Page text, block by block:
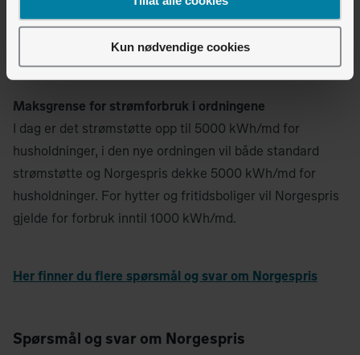
Kun nødvendige cookies
målepunktet, ved eiendomsoverdragelse el., vil avtalen
og bindingen overføres til den nye eieren.
Maksgrense for strømforbruk i ordningene
I dag er det strømstøtte opp til 5000 kWh/md for
husholdninger, i den nye ordningen vil både standard
strømstøtte og Norgespris dekke 5000 kWh/md for
husholdninger. For hytter og fritidsboliger vil Norgespris
gjelde for forbruk inntil 1000 kWh/md.
Her finner du flere spørsmål og svar om Norgespris
Spørsmål og svar om Norgespris